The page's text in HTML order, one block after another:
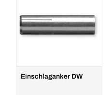
Einschlaganker DW